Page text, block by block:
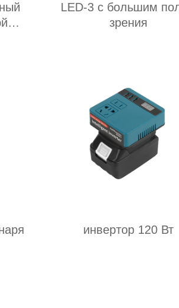
LED-3 с большим
зрения
инвертор 120 Вт